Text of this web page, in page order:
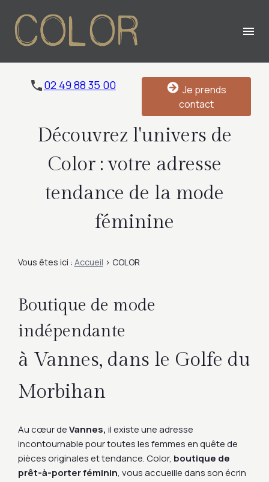
menu
02 49 88 35 00
Je prends
contact
Découvrez l'univers de
Color : votre adresse
tendance de la mode
féminine
Vous êtes ici : Accueil > COLOR
Boutique de mode
indépendante
à Vannes, dans le Golfe du
Morbihan
Au cœur deVannes, il existe une adresse
incontournable pour toutes les femmes en quête de
pièces originales et tendance. Color, boutique de
prêt-à-porter féminin, vous accueille dans son écrin